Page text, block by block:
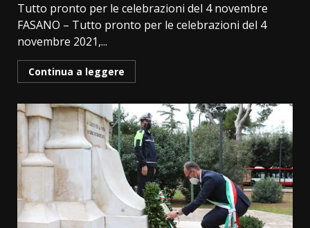
Tutto pronto per le celebrazioni del 4 novembre
FASANO – Tutto pronto per le celebrazioni del 4
novembre 2021,...
Continua a leggere